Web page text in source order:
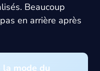
Beaucoup
en arrière après
mode du